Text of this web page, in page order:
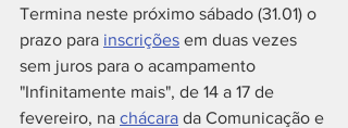
Termina neste próximo sábado (31.01) o
prazo para inscrições em duas vezes
sem juros para o acampamento
"Infinitamente mais", de 14 a 17 de
fevereiro, na chácara da Comunicação e